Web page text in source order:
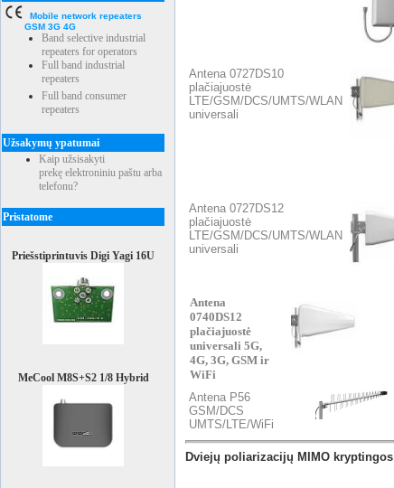
Mobile network repeaters
GSM 3G 4G
Band selective industrial
repeaters for operators
Full band industrial
repeaters
Full band consumer
repeaters
Užsakymų ypatumai
Kaip užsisakyti
prekę elektroniniu paštu arba
telefonu?
Pristatome
Priešstiprintuvis Digi Yagi 16U
MeCool M8S+S2 1/8 Hybrid
Antena 0727DS10
plačiajuostė
LTE/GSM/DCS/UMTS/WLAN
universali
Antena 0727DS12
plačiajuostė
LTE/GSM/DCS/UMTS/WLAN
universali
Antena
0740DS12
plačiajuostė
universali 5G,
4G, 3G, GSM ir
WiFi
Antena P56
GSM/DCS
UMTS/LTE/WiFi
Dviejų poliarizacijų MIMO kryptingos